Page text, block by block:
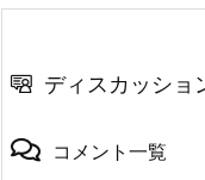
ディスカッショ
コメント一覧